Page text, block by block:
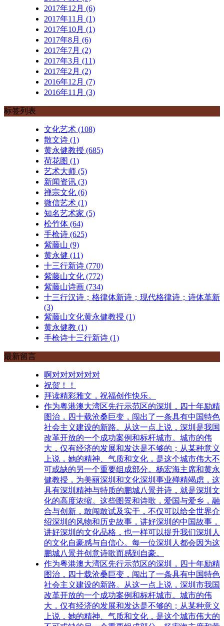
2017年12月 (6)
2017年11月 (1)
2017年10月 (1)
2017年8月 (6)
2017年7月 (2)
2017年3月 (11)
2017年2月 (2)
2016年12月 (7)
2016年11月 (3)
标签列表
文化艺术 (108)
散文诗 (1)
黄永健教授 (685)
荷花图 (1)
艺术大师 (5)
新闻资讯 (3)
禅宗文化 (6)
微信艺术 (1)
知名艺术家 (5)
松竹体 (64)
手枪诗 (625)
紫藤山 (9)
黄永健 (11)
十三行新诗 (770)
紫藤山文化 (772)
紫藤山诗画 (734)
十三行汉诗；格律体新诗；现代格律诗；诗体革新
(3)
紫藤山文化黄永健教授 (1)
黄永健教 (1)
手枪诗十三行新诗 (1)
最新留言
啊对对对对对对
祝贺！！
拜读精彩雅文，祝福创作快乐。
作为粤港澳大湾区先行示范区的深圳，四十年励精
图治，四十载沧桑巨变，闯出了一条具有中国特色
社会主义建设的新路。从这一点上说，深圳是我国
改革开放的一个成功案例和标杆城市。城市的伟
大，仅有经济的发展和发达是不够的；从某种意义
上说，她的精神、气质和文化，是这个城市伟大不
可或缺的另一个重要组成部分。杨宏海主席和黄永
健教授，为美丽深圳和文化深圳事业殚精竭虑，这
具有深圳精神与特质的鹏城八景并诗，就是深圳文
化的高度浓缩。这些图景和诗歌，爱国与爱乡，融
合与创新，敢闯敢试及实干，不仅可以给全世界介
绍深圳的风物和历史故事，讲好深圳的中国故事，
讲好深圳的文化品格，也一样可以提升我们深圳人
的文化自豪感与自信心。每一位深圳人都会因为这
鹏城八景并创意诗歌而感到自豪。
作为粤港澳大湾区先行示范区的深圳，四十年励精
图治，四十载沧桑巨变，闯出了一条具有中国特色
社会主义建设的新路。从这一点上说，深圳市我国
改革开放的一个成功案例和标杆城市。城市的伟
大，仅有经济的发展和发达是不够的；从某种意义
上说，她的精神、气质和文化，是这个城市伟大的